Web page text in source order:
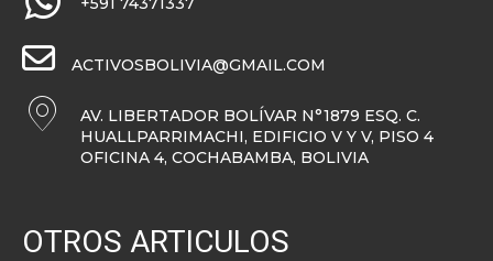
ACTIVOSBOLIVIA@GMAIL.COM
AV. LIBERTADOR BOLÍVAR N°1879 ESQ. C.
HUALLPARRIMACHI, EDIFICIO V Y V, PISO 4
OFICINA 4, COCHABAMBA, BOLIVIA
OTROS ARTICULOS